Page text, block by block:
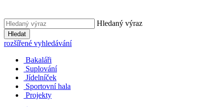
Hledaný výraz
Hledat
rozšířené vyhledávání
Bakaláři
Suplování
Jídelníček
Sportovní hala
Projekty